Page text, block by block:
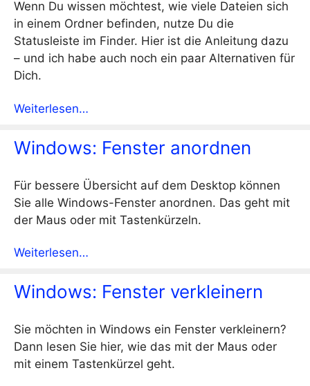
Wenn Du wissen möchtest, wie viele Dateien sich
in einem Ordner befinden, nutze Du die
Statusleiste im Finder. Hier ist die Anleitung dazu
– und ich habe auch noch ein paar Alternativen für
Dich.
Weiterlesen…
Windows: Fenster anordnen
Für bessere Übersicht auf dem Desktop können
Sie alle Windows-Fenster anordnen. Das geht mit
der Maus oder mit Tastenkürzeln.
Weiterlesen…
Windows: Fenster verkleinern
Sie möchten in Windows ein Fenster verkleinern?
Dann lesen Sie hier, wie das mit der Maus oder
mit einem Tastenkürzel geht.